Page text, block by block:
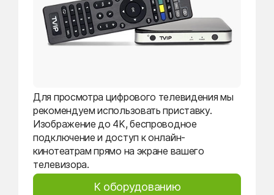
Для просмотра цифрового телевидения мы
рекомендуем использовать приставку.
Изображение до 4K, беспроводное
подключение и доступ к онлайн-
кинотеатрам прямо на экране вашего
телевизора.
К оборудованию